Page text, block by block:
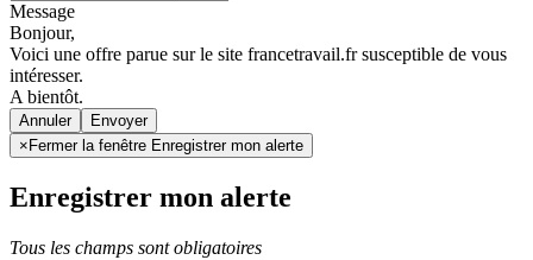
Message
Bonjour,
Voici une offre parue sur le site francetravail.fr susceptible de vous
intéresser.
A bientôt.
Annuler
× Fermer la fenêtre Enregistrer mon alerte
Enregistrer mon alerte
Tous les champs sont obligatoires